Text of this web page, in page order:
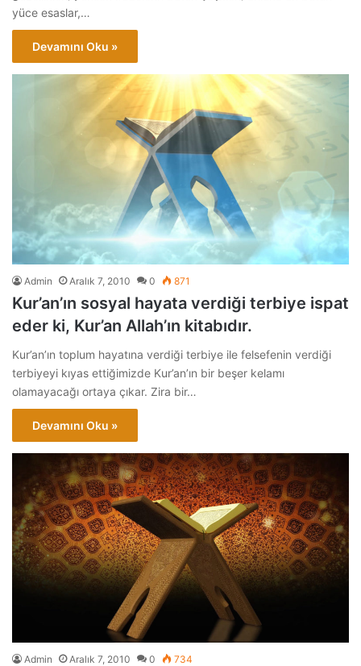
yüce esaslar,…
Devamını Oku »
Admin Aralık 7, 2010 0 871
Kur’an’ın sosyal hayata verdiği terbiye ispat
eder ki, Kur’an Allah’ın kitabıdır.
Kur’an’ın toplum hayatına verdiği terbiye ile felsefenin verdiği
terbiyeyi kıyas ettiğimizde Kur’an’ın bir beşer kelamı
olamayacağı ortaya çıkar. Zira bir…
Devamını Oku »
Admin Aralık 7, 2010 0 734